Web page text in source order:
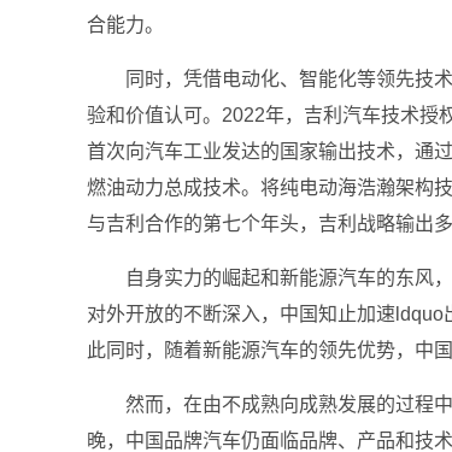
合能力。
同时，凭借电动化、智能化等领先技
验和价值认可。2022年，吉利汽车技术授
首次向汽车工业发达的国家输出技术，通
燃油动力总成技术。将纯电动海浩瀚架构
与吉利合作的第七个年头，吉利战略输出
自身实力的崛起和新能源汽车的东风
对外开放的不断深入，中国知止加速
此同时，随着新能源汽车的领先优势，中
然而，在由不成熟向成熟发展的过程
晚，中国品牌汽车仍面临品牌、产品和技